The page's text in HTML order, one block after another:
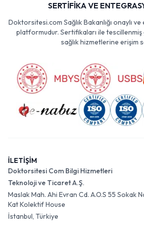
SERTİFİKA VE
Doktorsitesi.com Sağlık Bakanlığı onaylı
platformudur. Sertifikaları ile tescillenmiş
sağlık hizmetlerine erişim
İLETİŞİM
Doktorsitesi Com Bilgi Hizmetleri
Teknoloji ve Ticaret A.Ş.
Maslak Mah. Ahi Evran Cd. A.O.S 55 Sokak
Kat Kolektif House
İstanbul, Türkiye